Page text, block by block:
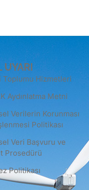
UYARI
Toplumu Hizmetleri
Aydınlatma Metni
Verilerin Korunması
Politikası
Veri Başvuru ve
Prosedürü
Politikası